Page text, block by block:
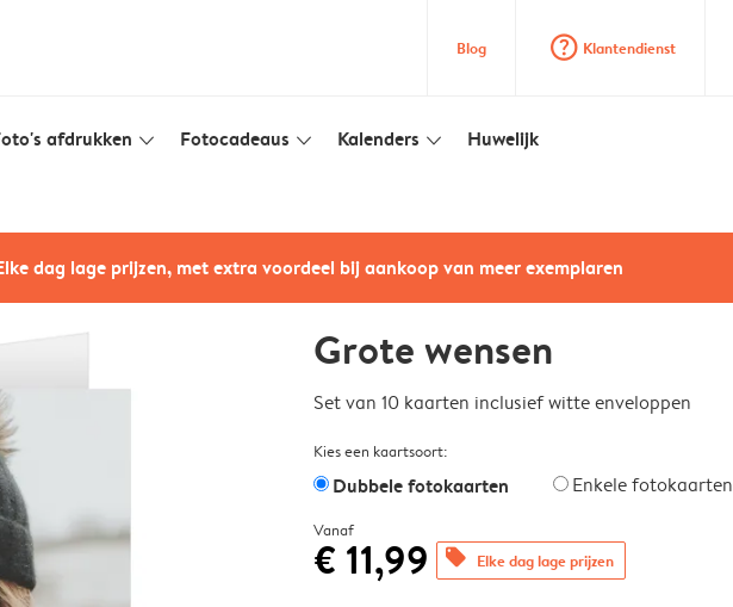
Blog question_mark_circle Klantendienst
afdrukken slim_arrow_down Fotocadeaus slim_arrow_down Kalenders slim_arrow_down Huwelijk
dag lage prijzen, met extra voordeel bij aankoop van meer exemplaren
Grote wensen
Set van 10 kaarten inclusief witte enveloppen
Kies een kaartsoort:
Dubbele fotokaarten Enkele fotokaarten
Vanaf
€ 11,99 offers Elke dag lage prijzen